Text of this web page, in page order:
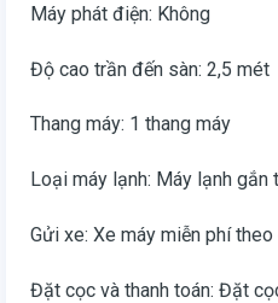
Máy phát điện: Không
Độ cao trần đến sàn: 2,5 mét
Thang máy: 1 thang máy
Loại máy lạnh: Máy lạnh gắn
Gửi xe: Xe máy miễn phí
Đặt cọc và thanh toán: Đặt